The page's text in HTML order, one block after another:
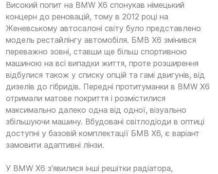
Високий попит на BMW X6 спонукав німецький
концерн до реновацій, тому в 2012 році на
Женевському автосалоні світу було представлено
модель рестайлінгу автомобіля. БМВ Х6 змінився
переважно зовні, ставши ще більш спортивною
машиною на всі випадки життя, проте розширення
відбулися також у списку опцій та гамі двигунів, від
дизелів до гібридів. Передні протитуманки в BMW X6
отримали матове покриття і розмістилися
максимально далеко одна від одної, візуально
збільшуючи машину. Вбудовані світлодіоди в оптиці
доступні у базовій комплектації БМВ Х6, є варіант
замовити адаптивні лінзи.
У BMW X6 з'явилися інші решітки радіатора,